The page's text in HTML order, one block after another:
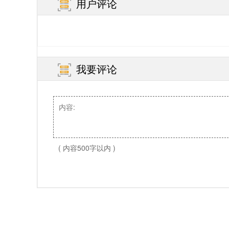
用户评论
我要评论
( 内容500字以内 )